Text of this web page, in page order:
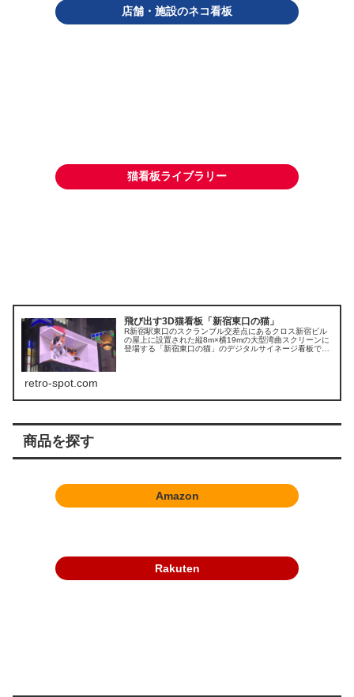
店舗・施設のネコ看板
猫看板ライブラリー
飛び出す3D猫看板「新宿東口の猫」
R新宿駅東口のスクランブル交差点にあるクロス新宿ビル
の屋上に設置された縦8m×横19mの大型湾曲スクリーンに
登場する「新宿東口の猫」のデジタルサイネージ看板で
retro-spot.com
商品を探す
Amazon
Rakuten